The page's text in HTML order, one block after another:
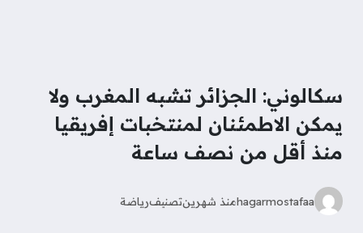
سكالوني: الجزائر تشبه المغرب ولا
يمكن الاطمئنان لمنتخبات إفريقيا
منذ أقل من نصف ساعة
hagarmostafaaمنذ شهرينتصنيفرياضة